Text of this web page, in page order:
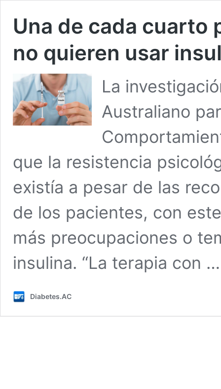
Una de cada cuarto
no quieren usar
La
Australiano
que la resistencia
existía a pesar de las
de los pacientes, con
más preocupaciones o
insulina. “La terapia con
Diabetes.AC